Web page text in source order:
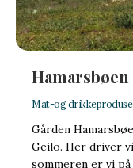
Mat-og
Gården
Geilo. Her driver
sommeren er vi